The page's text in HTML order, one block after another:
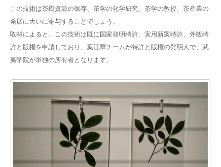
この技術は茶樹資源の保存、茶学の化学研究、茶学の教授、茶産業の
発展に大いに寄与することでしょう。
取材によると、この技術は既に国家発明特許、実用新案特許、外観特
許と版権を申請しており、葉江華チームが特許と版権の発明人で、武
夷学院が単独の所有者となります。